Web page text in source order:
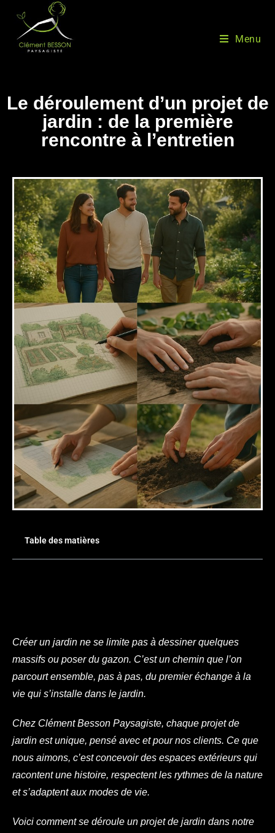
Menu
Le déroulement d’un projet de
jardin : de la première
rencontre à l’entretien
Table des matières
Créer un jardin ne se limite pas à dessiner quelques
massifs ou poser du gazon. C’est un chemin que l’on
parcourt ensemble, pas à pas, du premier échange à la
vie qui s’installe dans le jardin.
Chez Clément Besson Paysagiste, chaque projet de
jardin est unique, pensé avec et pour nos clients. Ce que
nous aimons, c’est concevoir des espaces extérieurs qui
racontent une histoire, respectent les rythmes de la nature
et s’adaptent aux modes de vie.
Voici comment se déroule un projet de jardin dans notre